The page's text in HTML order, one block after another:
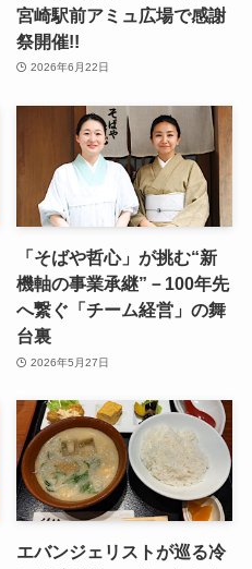
宮崎駅前アミュ広場で感謝
祭開催!!
2026年6月22日
「そばや哲心」が挑む“新
機軸の事業承継”－100年先
へ繋ぐ「チーム経営」の舞
台裏
2026年5月27日
エバンジェリストが巡る冷